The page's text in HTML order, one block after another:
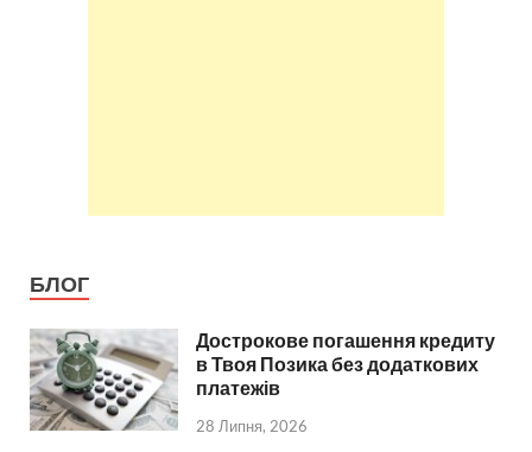
БЛОГ
Дострокове погашення кредиту
в Твоя Позика без додаткових
платежів
28 Липня, 2026